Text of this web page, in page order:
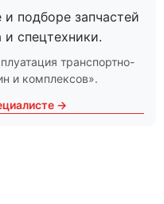
подборе запчастей
и спецтехники.
транспортно-
и комплексов».
→